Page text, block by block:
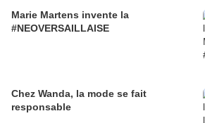
Marie Martens invente la
#NEOVERSAILLAISE
Chez Wanda, la mode se fait
responsable